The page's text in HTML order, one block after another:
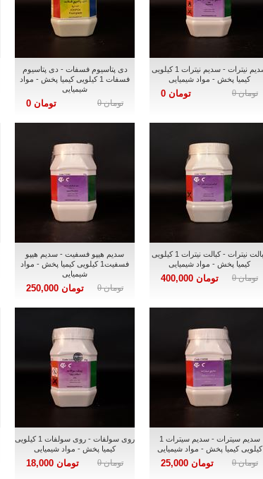
سدیم نیترات - سدیم نیترات 1 کیلویی
کیمیا پخش - مواد شیمیایی
تومان 0 تومان 0
دی پتاسیوم فسفات - دی پتاسیوم
فسفات 1 کیلویی کیمیا پخش - مواد
شیمیایی
تومان 0 تومان 0
کبالت نیترات - کبالت نیترات 1 کیلویی
کیمیا پخش - مواد شیمیایی
تومان 0 تومان 400,000
سدیم هیپو فسفیت - سدیم هیپو
فسفیت1 کیلویی کیمیا پخش - مواد
شیمیایی
تومان 0 تومان 250,000
سدیم سیترات - سدیم سیترات 1
کیلویی کیمیا پخش - مواد شیمیایی
تومان 0 تومان 25,000
روی سولفات - روی سولفات 1 کیلویی
کیمیا پخش - مواد شیمیایی
تومان 0 تومان 18,000